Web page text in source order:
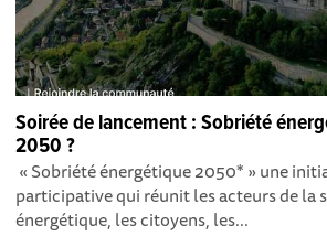
Soirée de lancement : Sobriété
2050 ?
« Sobriété énergétique 2050* » une
participative qui réunit les acteurs de la
énergétique, les citoyens, les...